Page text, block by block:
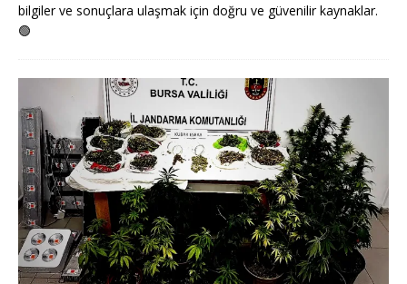
bilgiler ve sonuçlara ulaşmak için doğru ve güvenilir kaynaklar.
🟢